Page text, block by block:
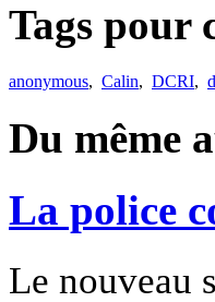
Tags pour
anonymous, Calin, DCRI,
Du même
La police
Le nouveau